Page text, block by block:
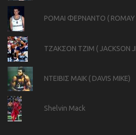
ΡΟΜΑΙ ΦΕΡΝΑΝΤΟ ( ROMAY
ΤΖΑΚΣΟΝ ΤΖΙΜ ( JACKSON
ΝΤΕΙΒΙΣ ΜΑΙΚ ( DAVIS MIKE)
Shelvin Mack